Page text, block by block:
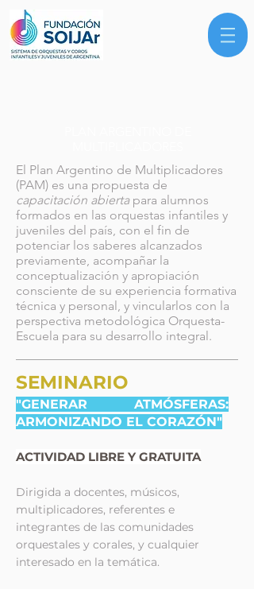
El Plan Argentino de Multiplicadores
(PAM) es una propuesta de
capacitación abiertapara alumnos
formados en las orquestas infantiles y
juveniles del país, con el fin de
potenciar los saberes alcanzados
previamente, acompañar la
conceptualización y apropiación
consciente de su experiencia formativa
técnica y personal, y vincularlos con la
perspectiva metodológica Orquesta-
Escuela para su desarrollo integral.
SEMINARIO
"GENERAR ATMÓSFERAS:
ARMONIZANDO EL CORAZÓN"
ACTIVIDAD LIBRE Y GRATUITA
Dirigida a docentes, músicos,
multiplicadores, referentes e
integrantes de las comunidades
orquestales y corales, y cualquier
interesado en la temática.